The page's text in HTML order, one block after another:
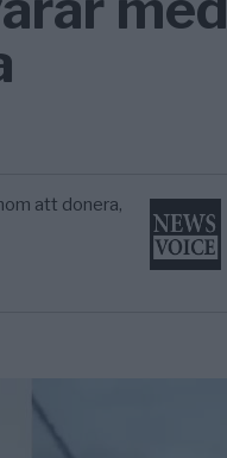
att donera,